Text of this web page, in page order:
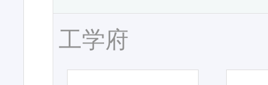
工学府